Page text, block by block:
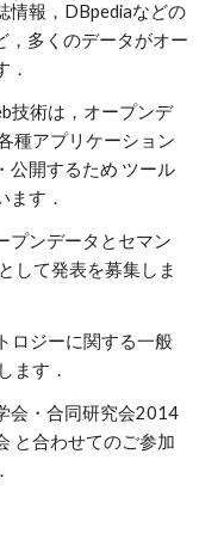
情報，DBpediaなどの
，多くのデータがオー
．
技術は，オープンデ
種アプリケーション
公開するため ツール
ます．
プンデータとセマン
して発表を募集しま
ロジーに関する一般
ます．
会・合同研究会2014
と合わせてのご参加